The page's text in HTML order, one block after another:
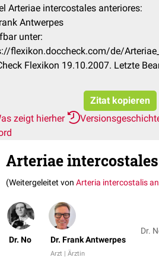
Arteriae intercostales anteriores:
Antwerpes
unter:
flexikon.doccheck.com/de/
Flexikon 19.10.2007. Letzte
Zitat kopieren
zeigt hierher
Arteriae
(Weitergeleitet von Arteria intercostalis
Dr. No Dr. Frank Antwerpes
Arzt | Ärztin
Dr.